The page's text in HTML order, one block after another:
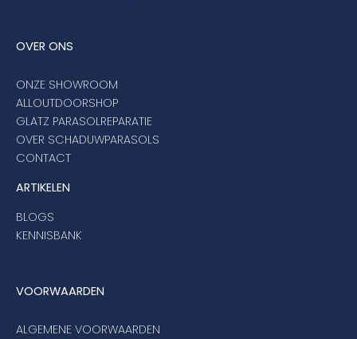
OVER ONS
ONZE SHOWROOM
ALLOUTDOORSHOP
GLATZ PARASOLREPARATIE
OVER SCHADUWPARASOLS
CONTACT
ARTIKELEN
BLOGS
KENNISBANK
VOORWAARDEN
ALGEMENE VOORWAARDEN